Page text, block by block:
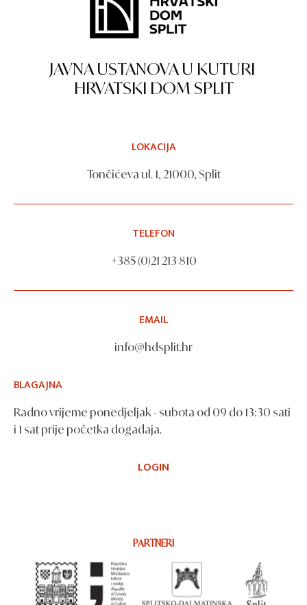
JAVNA USTANOVA U KUTURI
HRVATSKI DOM SPLIT
LOKACIJA
Tončićeva ul. 1, 21000, Split
TELEFON
+385 (0)21 213 810
EMAIL
info@hdsplit.hr
BLAGAJNA
Radno vrijeme ponedjeljak - subota od 09 do 13:30 sati
i 1 sat prije početka događaja.
LOGIN
PARTNERI